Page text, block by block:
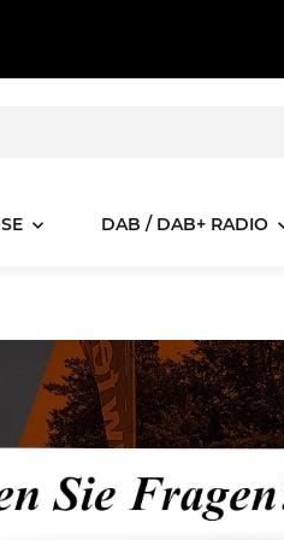
DAB / DAB+ RADIO